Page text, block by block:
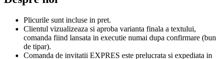
Plicurile sunt incluse in pret.
Clientul vizualizeaza si aproba varianta finala a textului,
comanda fiind lansata in executie numai dupa confirmare (bun
de tipar).
Comanda de invitatii EXPRES este prelucrata si expediata in